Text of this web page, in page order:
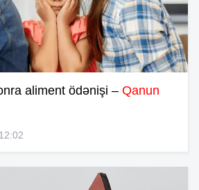
aliment ödənişi – Qanun